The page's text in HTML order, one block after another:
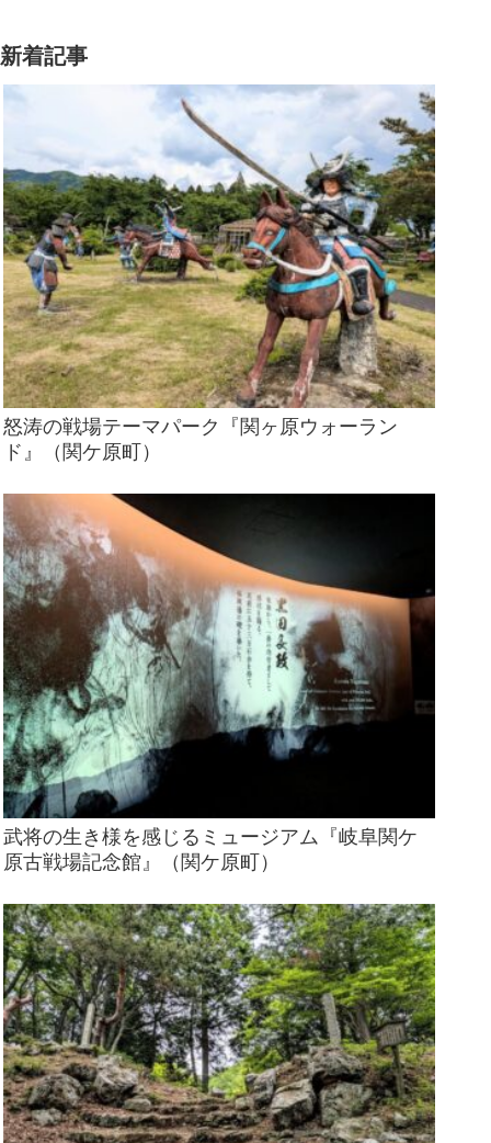
新着記事
怒涛の戦場テーマパーク『関ヶ原ウォーラン
ド』（関ケ原町）
武将の生き様を感じるミュージアム『岐阜関ケ
原古戦場記念館』（関ケ原町）